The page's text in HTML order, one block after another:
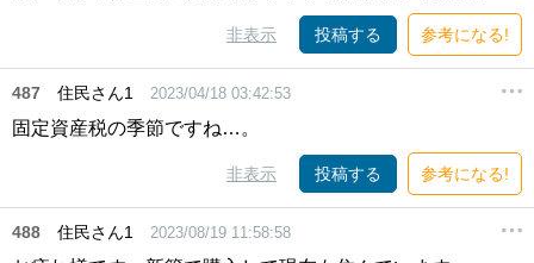
非表示 投稿する 参考になる!
487 住民さん1 2023/04/18 03:42:53
固定資産税の季節ですね…。
非表示 投稿する 参考になる!
488 住民さん1 2023/08/19 11:58:58